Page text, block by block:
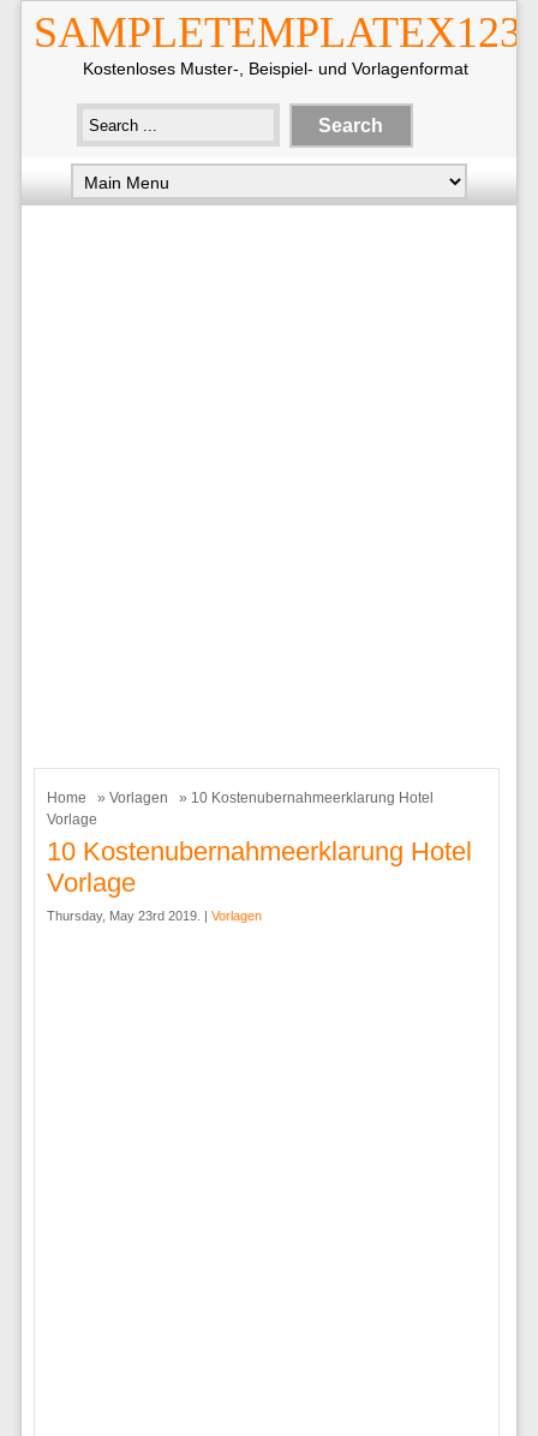
Kostenloses Muster-, Beispiel- und Vorlagenformat
Home » Vorlagen
» 10 Kostenubernahmeerklarung Hotel
Vorlage
10 Kostenubernahmeerklarung Hotel
Vorlage
Thursday, May 23rd 2019. | Vorlagen